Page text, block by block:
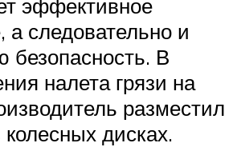
эффективное
а следовательно и
В
налета грязи на
разместил
колесных дисках.